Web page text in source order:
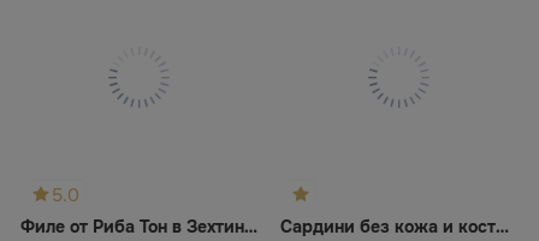
5.0
Филе от Риба Тон в Зехтин Kaija Сардини без кожа и кости UBAGO